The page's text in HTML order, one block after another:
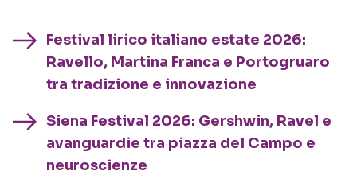
Festival lirico italiano estate 2026:
Ravello, Martina Franca e Portogruaro
tra tradizione e innovazione
Siena Festival 2026: Gershwin, Ravel e
avanguardie tra piazza del Campo e
neuroscienze